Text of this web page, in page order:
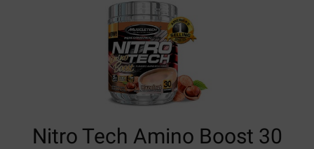
Nitro Tech Amino Boost 30